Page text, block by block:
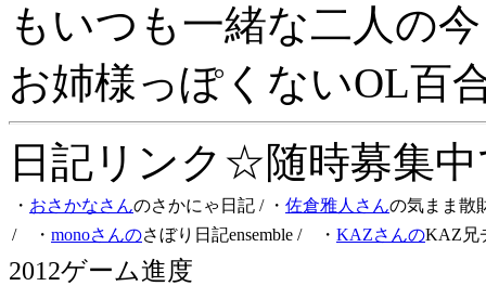
もいつも一緒な二人の
お姉様っぽくないOL百
日記リンク☆随時募集
・ おさかなさんのさかにゃ日記 / ・ 佐倉雅人さんの気まま散
/ ・ monoさんのさぼり日記ensemble / ・ KAZさんのKAZ兄
2012ゲーム進度